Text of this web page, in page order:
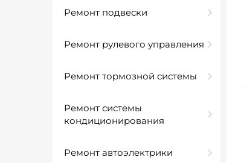
Ремонт подвески
Ремонт рулевого управления
Ремонт тормозной системы
Ремонт системы
кондиционирования
Ремонт автоэлектрики